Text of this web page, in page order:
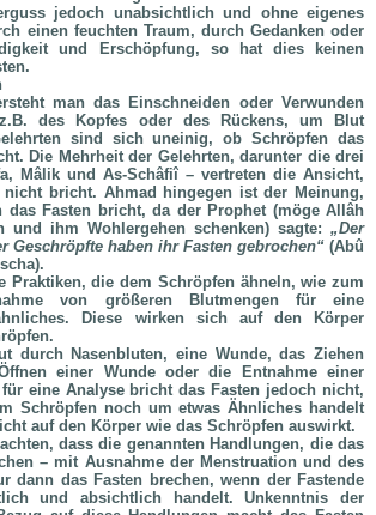
jedoch unabsichtlich und ohne eigenes
einen feuchten Traum, durch Gedanken oder
und Erschöpfung, so hat dies keinen
man das Einschneiden oder Verwunden
des Kopfes oder des Rückens, um Blut
sind sich uneinig, ob Schröpfen das
Die Mehrheit der Gelehrten, darunter die drei
Mâlik und As-Schâfiî – vertreten die Ansicht,
nicht bricht. Ahmad hingegen ist der Meinung,
das Fasten bricht, da der Prophet (möge Allâh
und ihm Wohlergehen schenken) sagte: „Der
Geschröpfte haben ihr Fasten gebrochen“ (Abû
Praktiken, die dem Schröpfen ähneln, wie zum
von größeren Blutmengen für eine
Diese wirken sich auf den Körper
durch Nasenbluten, eine Wunde, das Ziehen
einer Wunde oder die Entnahme einer
eine Analyse bricht das Fasten jedoch nicht,
Schröpfen noch um etwas Ähnliches handelt
auf den Körper wie das Schröpfen auswirkt.
dass die genannten Handlungen, die das
– mit Ausnahme der Menstruation und des
dann das Fasten brechen, wenn der Fastende
und absichtlich handelt. Unkenntnis der